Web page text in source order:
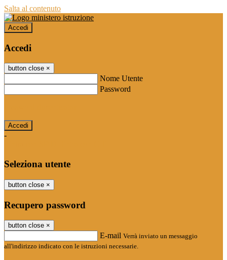
Salta al contenuto
Accedi
Accedi
button close ×
Nome Utente
Password
-
Seleziona utente
button close ×
Recupero password
button close ×
E-mail Verrà inviato un messaggio
all'indirizzo indicato con le istruzioni necessarie.